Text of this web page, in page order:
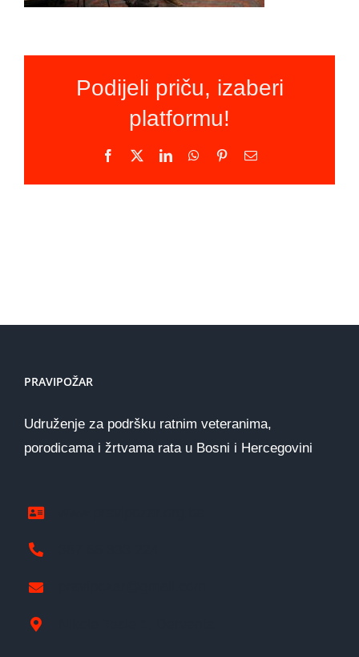
Podijeli priču, izaberi
platformu!
Facebook LinkedInWhatsApp
PinterestEmail
PRAVIPOŽAR
Udruženje za podršku ratnim veteranima,
porodicama i žrtvama rata u Bosni i Hercegovini